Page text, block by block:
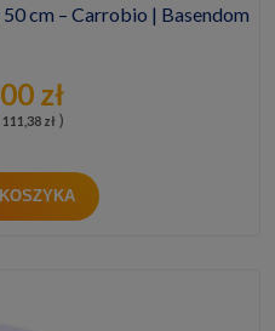
cm – Carrobio | Basendom
zł
111,38 zł )